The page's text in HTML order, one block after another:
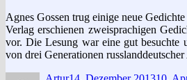
Agnes Gossen trug einige neue
Verlag erschienen zweisprachigen
vor. Die Lesung war eine gut besuchte
von drei Generationen
AutorVeröffentlicht